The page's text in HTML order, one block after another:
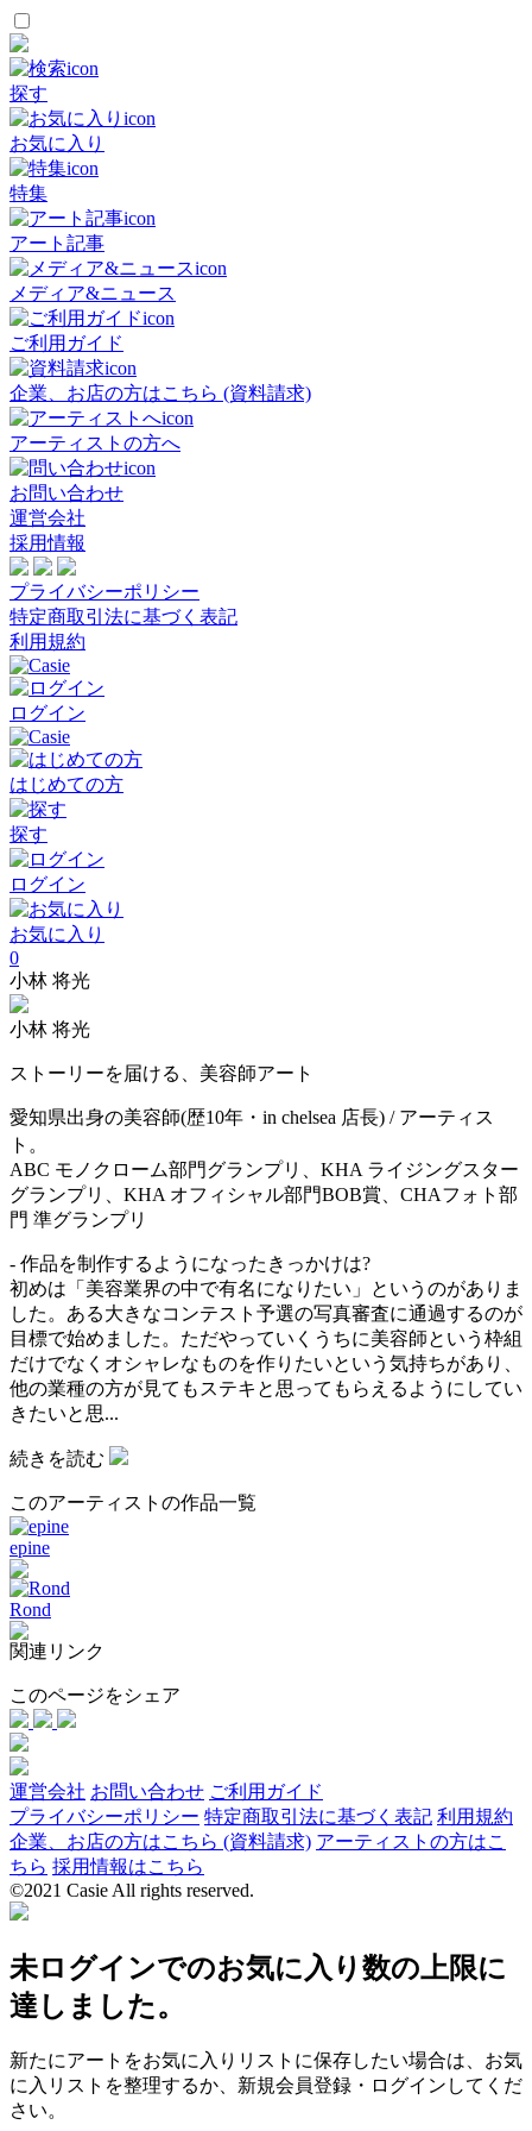
探す
お気に入り
特集
アート記事
メディア&ニュース
ご利用ガイド
企業、お店の方はこちら (資料請求)
アーティストの方へ
お問い合わせ
運営会社
採用情報
プライバシーポリシー
特定商取引法に基づく表記
利用規約
ログイン
はじめての方
探す
ログイン
お気に入り
0
小林 将光
小林 将光
ストーリーを届ける、美容師アート
愛知県出身の美容師(歴10年・in chelsea 店長) / アーティス
ト。
ABC モノクローム部門グランプリ、KHA ライジングスター
グランプリ、KHA オフィシャル部門BOB賞、CHAフォト部
門 準グランプリ
- 作品を制作するようになったきっかけは?
初めは「美容業界の中で有名になりたい」というのがありま
した。ある大きなコンテスト予選の写真審査に通過するのが
目標で始めました。ただやっていくうちに美容師という枠組
だけでなくオシャレなものを作りたいという気持ちがあり、
他の業種の方が見てもステキと思ってもらえるようにしてい
きたいと思...
続きを読む
このアーティストの作品一覧
epine
Rond
関連リンク
このページをシェア
運営会社 お問い合わせ ご利用ガイド
プライバシーポリシー 特定商取引法に基づく表記 利用規約
企業、お店の方はこちら (資料請求) アーティストの方はこ
ちら 採用情報はこちら
©2021 Casie All rights reserved.
未ログインでのお気に入り数の上限に
達しました。
新たにアートをお気に入りリストに保存したい場合は、お気
に入リストを整理するか、新規会員登録・ログインしてくだ
さい。